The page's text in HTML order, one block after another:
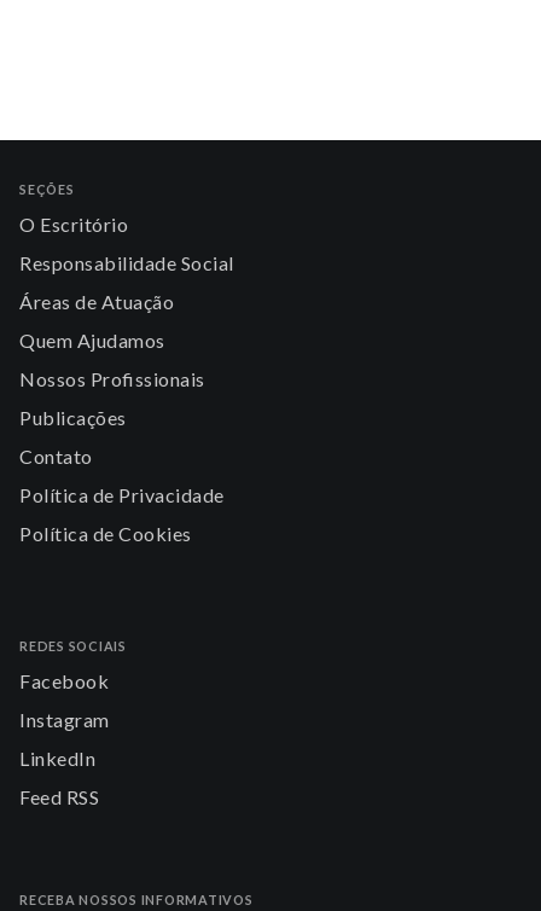
SEÇÕES
O Escritório
Responsabilidade Social
Áreas de Atuação
Quem Ajudamos
Nossos Profissionais
Publicações
Contato
Política de Privacidade
Política de Cookies
REDES SOCIAIS
Facebook
Instagram
LinkedIn
Feed RSS
RECEBA NOSSOS INFORMATIVOS